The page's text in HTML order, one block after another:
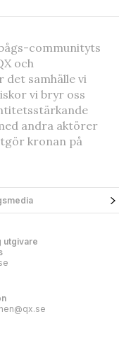
communityts
och
det samhälle vi
vi bryr oss
andra aktörer
kronan på
utgivare